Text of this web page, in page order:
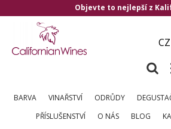
to nejlepší z Kalifornie
CZ
BARVA VINAŘSTVÍ ODRŮDY
PŘÍSLUŠENSTVÍ
O NÁS BLOG